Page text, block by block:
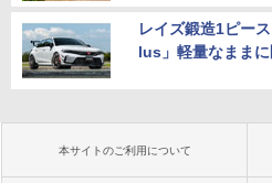
レイズ鍛造1ピー
lus」軽量なまま
本サイトのご利用について